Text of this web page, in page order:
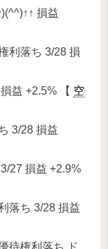
損益
利落ち 3/28 損
益 +2.5% 【 空
3/28 損益
27 損益 +2.9%
落ち 3/28 損益
権利落ち ド